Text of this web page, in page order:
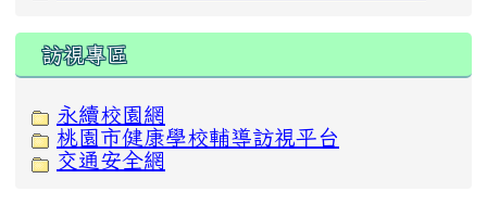
訪視專區
永續校園網
桃園市健康學校輔導訪視平台
交通安全網